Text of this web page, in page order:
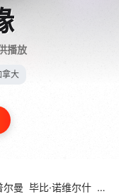
播放
拿大
尔曼 毕比·诺维尔什 安妮